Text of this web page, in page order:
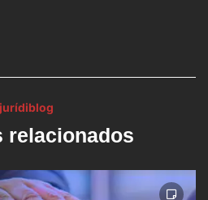
jurídiblog
relacionados